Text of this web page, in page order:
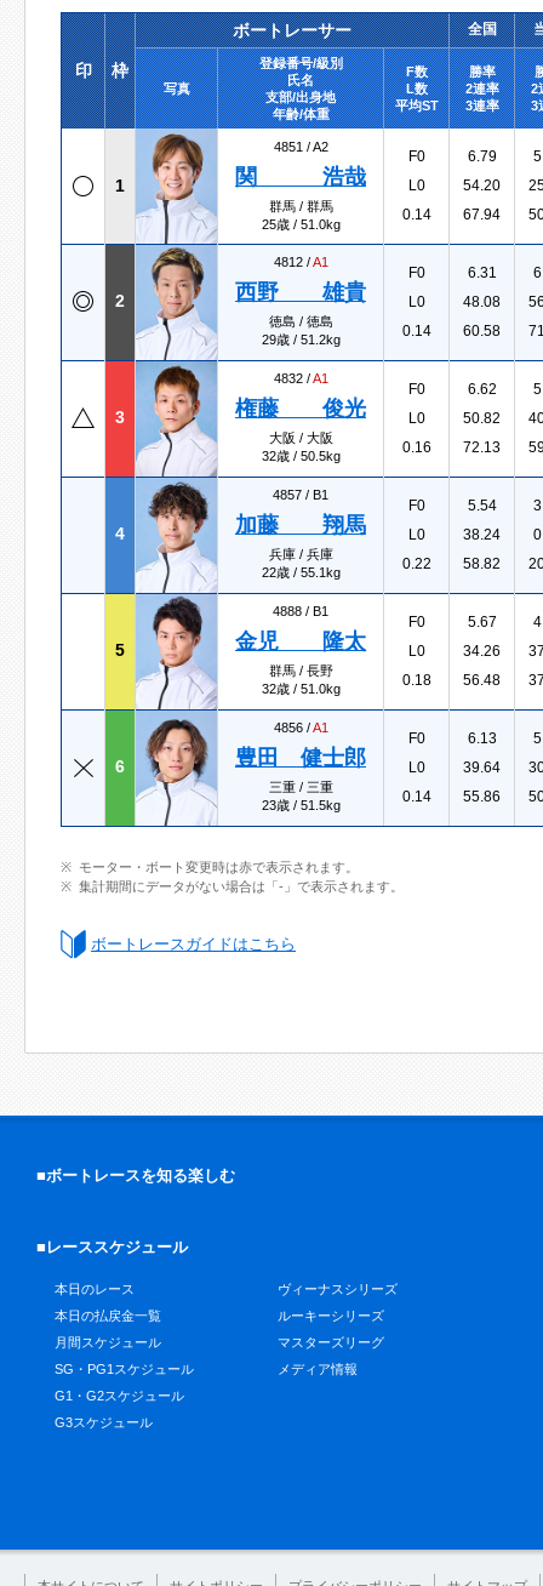
印 枠
ボートレーサー 全国
写真
登録番号/級別
氏名
支部/出身地
年齢/体重
F数
L数
平均ST
勝率
2連率
3連率
2
3
1
4851 /A2
関 浩哉
群馬 / 群馬
25歳 / 51.0kg
F0
L0
0.14
6.79
54.20
67.94
2
4812 /A1
西野 雄貴
徳島 / 徳島
29歳 / 51.2kg
F0
L0
0.14
6.31
48.08
60.58
3
4832 /A1
権藤 俊光
大阪 / 大阪
32歳 / 50.5kg
F0
L0
0.16
6.62
50.82
72.13
4
4857 / B1
加藤 翔馬
兵庫 / 兵庫
22歳 / 55.1kg
F0
L0
0.22
5.54
38.24
58.82
5
4888 / B1
金児 隆太
群馬 / 長野
32歳 / 51.0kg
F0
L0
0.18
5.67
34.26
56.48
6
4856 /A1
豊田 健士郎
三重 / 三重
23歳 / 51.5kg
F0
L0
0.14
6.13
39.64
55.86
モーター・ボート変更時は赤で表示されます。
集計期間にデータがない場合は「-」で表示されます。
ボートレースガイドはこちら
■ボートレースを知る楽しむ
■レーススケジュール
本日のレース
本日の払戻金一覧
月間スケジュール
SG・PG1スケジュール
G1・G2スケジュール
G3スケジュール
ヴィーナスシリーズ
ルーキーシリーズ
マスターズリーグ
メディア情報